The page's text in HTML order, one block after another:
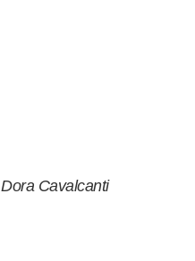
Dora Cavalcanti